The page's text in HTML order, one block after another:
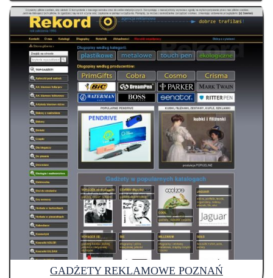
GADŻETY REKLAMOWE POZNAŃ